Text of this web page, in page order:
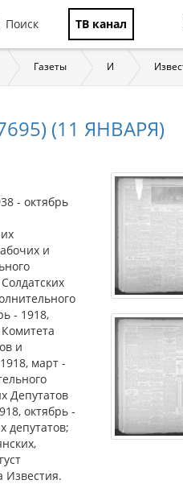
Поиск ТВ канал
Газеты И
(11 ЯНВАРЯ)
- октябрь
и
- 1918,
и
март -
Депутатов
октябрь -
депутатов;
Известия.